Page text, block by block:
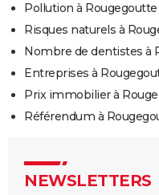
Pollution à Rougegoutte
Risques naturels à
Nombre de dentistes à
Entreprises à
Prix immobilier à
Référendum à
NEWSLETTERS